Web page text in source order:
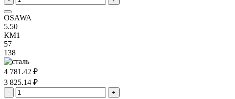
OSAWA
5.50
КМ1
57
138
4 781.42 ₽
3 825.14 ₽
- +